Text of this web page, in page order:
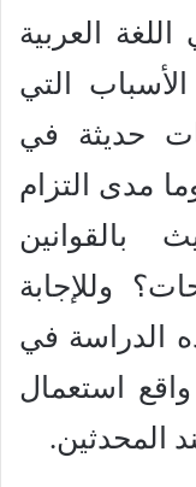
العربية
التي
حديثة في
مدى التزام
بالقوانين
وللإجابة
الدراسة في
استعمال
المحدثين.